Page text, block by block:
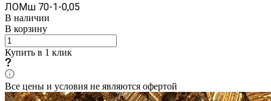
ЛОМш 70-1-0,05
В наличии
В корзину
Купить в 1 клик
Все цены и условия не являются офертой